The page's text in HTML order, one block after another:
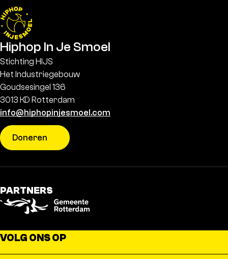
Hiphop In Je Smoel
Stichting HIJS
Het Industriegebouw
Goudsesingel 136
3013 KD Rotterdam
info@hiphopinjesmoel.com
Doneren
PARTNERS
VOLG ONS OP